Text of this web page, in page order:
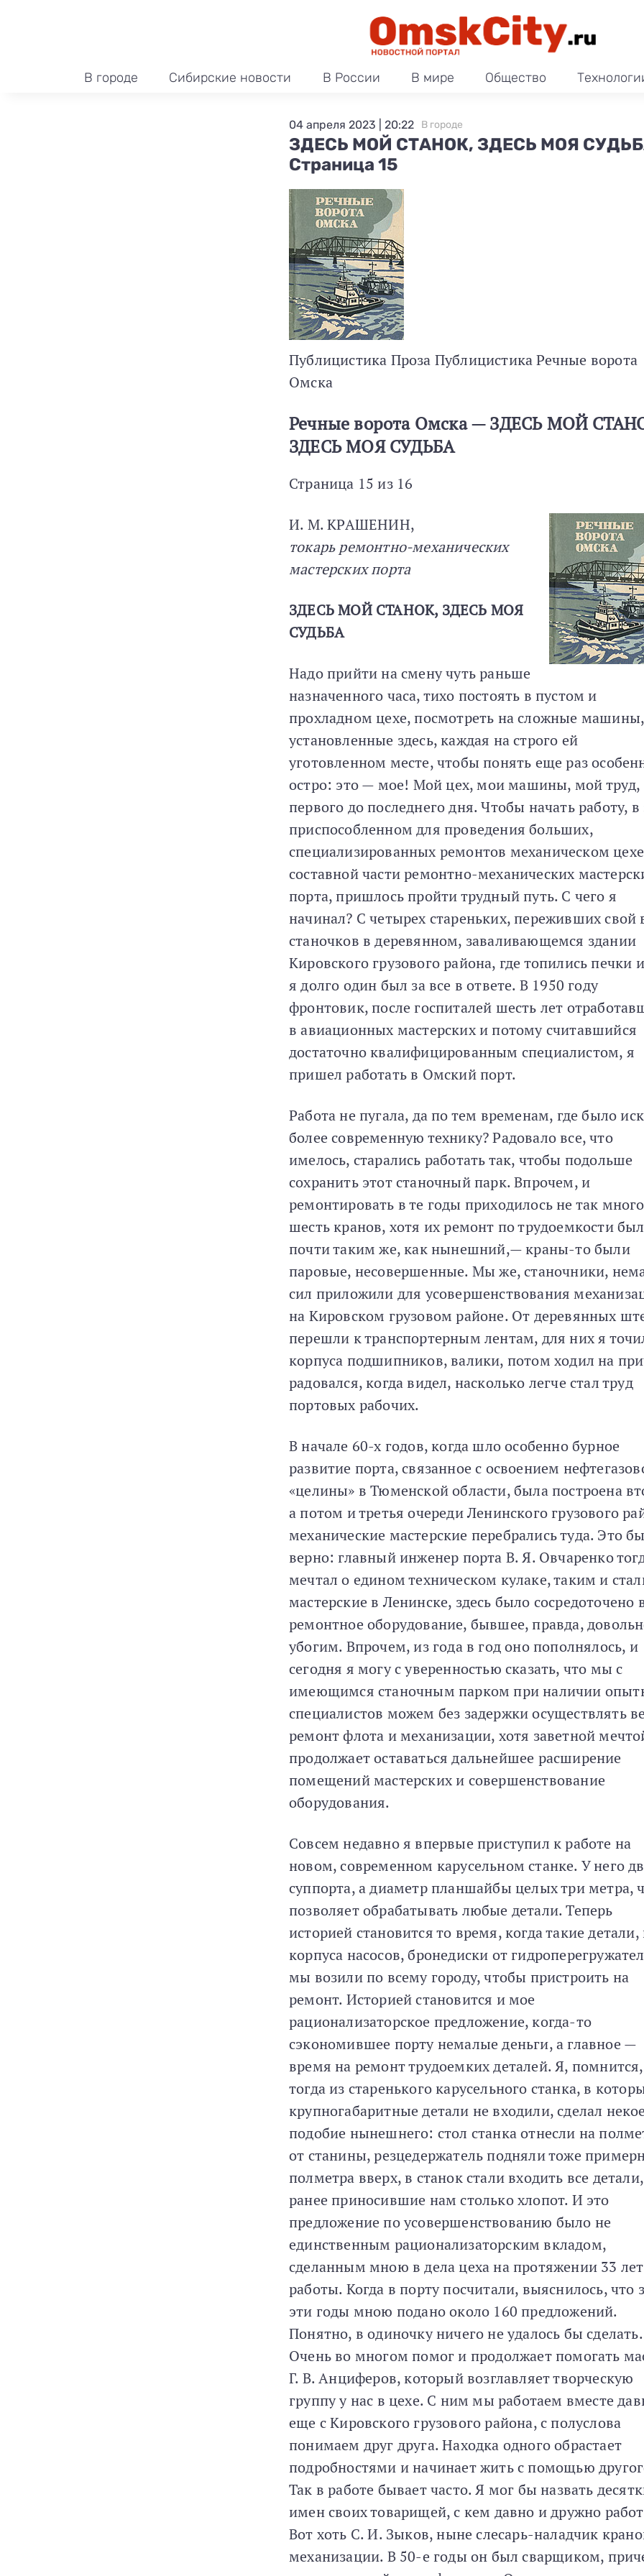
В городе Сибирские новости В России В мире Общество
ЗДЕСЬ МОЙ СТАНОК, ЗДЕСЬ МОЯ
Страница 15
04 апреля 2023 | 20:22 В городе
Публицистика Проза Публицистика Речные ворота
Омска
Речные ворота Омска — ЗДЕСЬ МОЙ
ЗДЕСЬ МОЯ СУДЬБА
Страница 15 из 16
И. М. КРАШЕНИН,
токарь ремонтно-механических
мастерских порта
ЗДЕСЬ МОЙ СТАНОК, ЗДЕСЬ МОЯ
СУДЬБА
Надо прийти на смену чуть раньше
назначенного часа, тихо постоять в пустом и
прохладном цехе, посмотреть на сложные машины,
установленные здесь, каждая на строго ей
уготовленном месте, чтобы понять еще раз
остро: это — мое! Мой цех, мои машины, мой труд,
первого до последнего дня. Чтобы начать работу,
приспособленном для проведения больших,
специализированных ремонтов механическом
составной части ремонтно-механических
порта, пришлось пройти трудный путь. С чего я
начинал? С четырех стареньких, переживших свой
станочков в деревянном, заваливающемся здании
Кировского грузового района, где топились печки
я долго один был за все в ответе. В 1950 году
фронтовик, после госпиталей шесть лет
в авиационных мастерских и потому считавшийся
достаточно квалифицированным специалистом, я
пришел работать в Омский порт.
Работа не пугала, да по тем временам, где было
более современную технику? Радовало все, что
имелось, старались работать так, чтобы подольше
сохранить этот станочный парк. Впрочем, и
ремонтировать в те годы приходилось не так
шесть кранов, хотя их ремонт по трудоемкости был
почти таким же, как нынешний,— краны-то были
паровые, несовершенные. Мы же, станочники,
сил приложили для усовершенствования
на Кировском грузовом районе. От деревянных
перешли к транспортерным лентам, для них я
корпуса подшипников, валики, потом ходил на
радовался, когда видел, насколько легче стал труд
портовых рабочих.
В начале 60-х годов, когда шло особенно бурное
развитие порта, связанное с освоением
«целины» в Тюменской области, была построена
а потом и третья очереди Ленинского грузового
механические мастерские перебрались туда. Это
верно: главный инженер порта В. Я. Овчаренко
мечтал о едином техническом кулаке, таким и
мастерские в Ленинске, здесь было сосредоточено
ремонтное оборудование, бывшее, правда,
убогим. Впрочем, из года в год оно пополнялось, и
сегодня я могу с уверенностью сказать, что мы с
имеющимся станочным парком при наличии
специалистов можем без задержки осуществлять
ремонт флота и механизации, хотя заветной
продолжает оставаться дальнейшее расширение
помещений мастерских и совершенствование
оборудования.
Совсем недавно я впервые приступил к работе на
новом, современном карусельном станке. У него
суппорта, а диаметр планшайбы целых три метра,
позволяет обрабатывать любые детали. Теперь
историей становится то время, когда такие детали,
корпуса насосов, бронедиски от
мы возили по всему городу, чтобы пристроить на
ремонт. Историей становится и мое
рационализаторское предложение, когда-то
сэкономившее порту немалые деньги, а главное —
время на ремонт трудоемких деталей. Я, помнится,
тогда из старенького карусельного станка, в
крупногабаритные детали не входили, сделал некое
подобие нынешнего: стол станка отнесли на
от станины, резцедержатель подняли тоже
полметра вверх, в станок стали входить все детали,
ранее приносившие нам столько хлопот. И это
предложение по усовершенствованию было не
единственным рационализаторским вкладом,
сделанным мною в дела цеха на протяжении 33 лет
работы. Когда в порту посчитали, выяснилось, что
эти годы мною подано около 160 предложений.
Понятно, в одиночку ничего не удалось бы сделать.
Очень во многом помог и продолжает помогать
Г. В. Анциферов, который возглавляет творческую
группу у нас в цехе. С ним мы работаем вместе
еще с Кировского грузового района, с полуслова
понимаем друг друга. Находка одного обрастает
подробностями и начинает жить с помощью
Так в работе бывает часто. Я мог бы назвать
имен своих товарищей, с кем давно и дружно
Вот хоть С. И. Зыков, ныне слесарь-наладчик
механизации. В 50-е годы он был сварщиком,